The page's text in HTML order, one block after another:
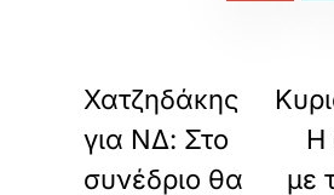
Χατζηδάκης
για ΝΔ: Στο
συνέδριο θα
Η
με